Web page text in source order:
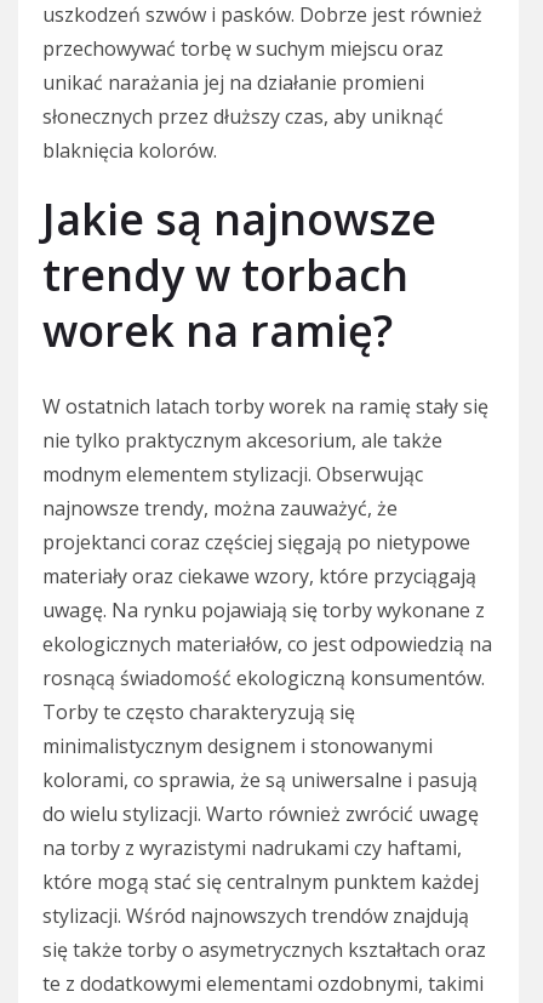
uszkodzeń szwów i pasków. Dobrze jest również
przechowywać torbę w suchym miejscu oraz
unikać narażania jej na działanie promieni
słonecznych przez dłuższy czas, aby uniknąć
blaknięcia kolorów.
Jakie są najnowsze
trendy w torbach
worek na ramię?
W ostatnich latach torby worek na ramię stały się
nie tylko praktycznym akcesorium, ale także
modnym elementem stylizacji. Obserwując
najnowsze trendy, można zauważyć, że
projektanci coraz częściej sięgają po nietypowe
materiały oraz ciekawe wzory, które przyciągają
uwagę. Na rynku pojawiają się torby wykonane z
ekologicznych materiałów, co jest odpowiedzią na
rosnącą świadomość ekologiczną konsumentów.
Torby te często charakteryzują się
minimalistycznym designem i stonowanymi
kolorami, co sprawia, że są uniwersalne i pasują
do wielu stylizacji. Warto również zwrócić uwagę
na torby z wyrazistymi nadrukami czy haftami,
które mogą stać się centralnym punktem każdej
stylizacji. Wśród najnowszych trendów znajdują
się także torby o asymetrycznych kształtach oraz
te z dodatkowymi elementami ozdobnymi, takimi